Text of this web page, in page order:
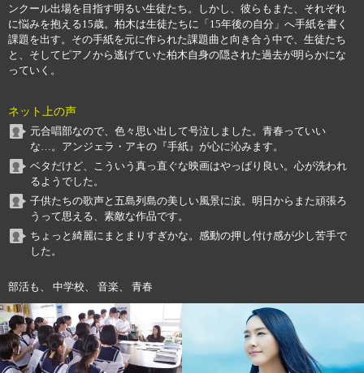
ンクール出場を目指す明るい生徒たち。しかし、彼らもまた、それぞれ
に悩みを抱える15歳。柏木は生徒たちに「15年後の自分」へ手紙を書く
課題を出す。その手紙を元に作られた課題曲と向き合う中で、生徒たち
と、そしてピアノから逃げていた柏木自身の隠された過去が明らかにな
っていく。
ネット上の声
元合唱部なので、色々思い出して号泣しました。青春っていい
な…。アンジェラ・アキの『手紙』が心に沁みます。
ベタだけど、こういう真っ直ぐな映画はやっぱり良い。心が洗われ
るようでした。
子供たちの歌声と五島列島の美しい風景に涙。明日からまた頑張ろ
うって思える、素敵な作品です。
ちょっと綺麗にまとまりすぎかな。感動の押し付け感が少し苦手で
した。
部活も、 中学校、 音楽、 青春